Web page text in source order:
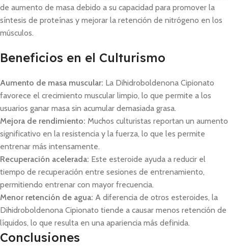
de aumento de masa debido a su capacidad para promover la
síntesis de proteínas y mejorar la retención de nitrógeno en los
músculos.
Beneficios en el Culturismo
Aumento de masa muscular: La Dihidroboldenona Cipionato
favorece el crecimiento muscular limpio, lo que permite a los
usuarios ganar masa sin acumular demasiada grasa.
Mejora de rendimiento: Muchos culturistas reportan un aumento
significativo en la resistencia y la fuerza, lo que les permite
entrenar más intensamente.
Recuperación acelerada: Este esteroide ayuda a reducir el
tiempo de recuperación entre sesiones de entrenamiento,
permitiendo entrenar con mayor frecuencia.
Menor retención de agua: A diferencia de otros esteroides, la
Dihidroboldenona Cipionato tiende a causar menos retención de
líquidos, lo que resulta en una apariencia más definida.
Conclusiones